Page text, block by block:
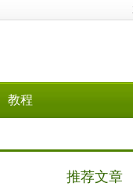
教程
推荐文章